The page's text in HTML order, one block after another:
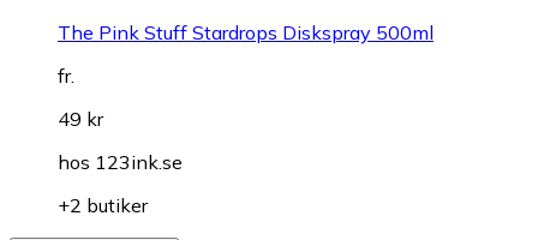
The Pink Stuff Stardrops Diskspray 500ml
fr.
49 kr
hos 123ink.se
+2 butiker